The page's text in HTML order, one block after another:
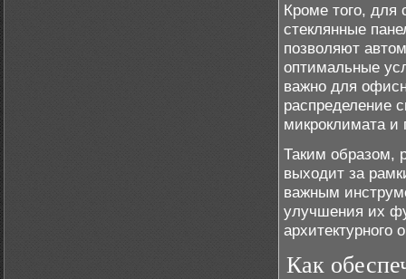
Кроме того,
стеклянные
позволяют
оптимальные
важно для
распределение
микроклимата
Таким образом,
выходит за
важным
улучшения их
архитектурного
Как